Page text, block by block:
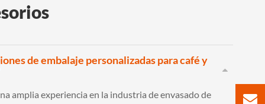
de embalaje personalizadas para café y
amplia experiencia en la industria de envasado de